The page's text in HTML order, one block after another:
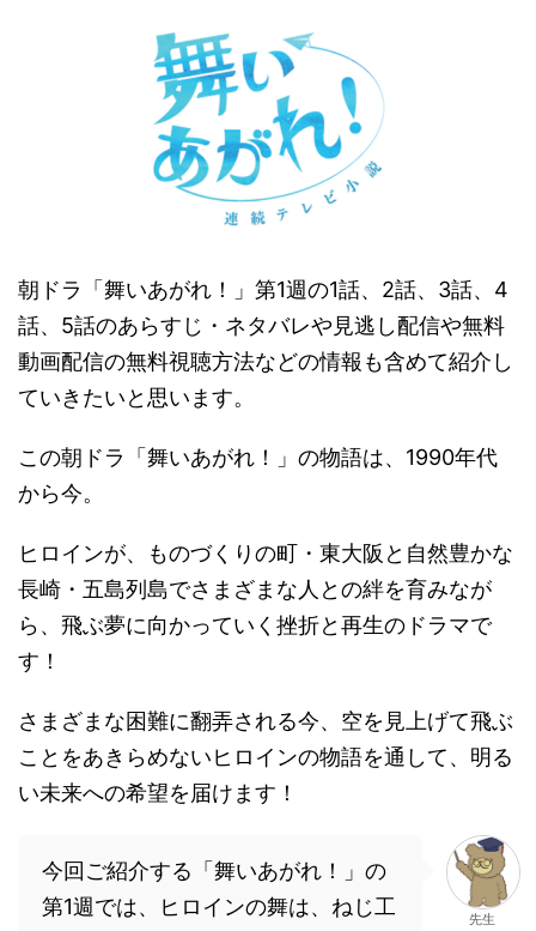
朝ドラ「舞いあがれ！」第1週の1話、2話、3話、4
話、5話のあらすじ・ネタバレや見逃し配信や無料
動画配信の無料視聴方法などの情報も含めて紹介し
ていきたいと思います。
この朝ドラ「舞いあがれ！」の物語は、1990年代
から今。
ヒロインが、ものづくりの町・東大阪と自然豊かな
長崎・五島列島でさまざまな人との絆を育みなが
ら、飛ぶ夢に向かっていく挫折と再生のドラマで
す！
さまざまな困難に翻弄される今、空を見上げて飛ぶ
ことをあきらめないヒロインの物語を通して、明る
い未来への希望を届けます！
今回ご紹介する「舞いあがれ！」の
第1週では、ヒロインの舞は、ねじ工
先生